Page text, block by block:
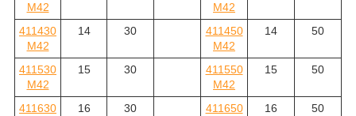
M42
M42
411430
M42
14 30
411450
M42
14 50
411530
M42
15 30
411550
M42
15 50
411630
16 30
411650
16 50